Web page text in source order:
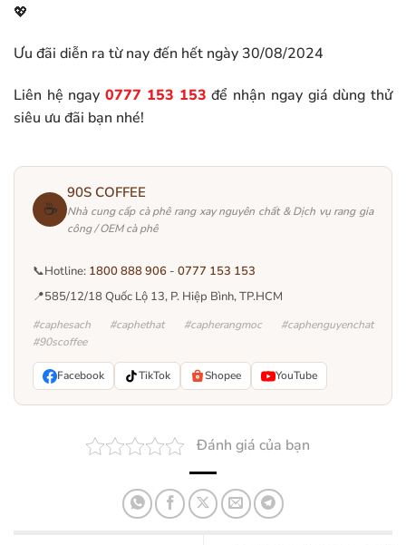
💖
Ưu đãi diễn ra từ nay đến hết ngày 30/08/2024
Liên hệ ngay 0777 153 153 để nhận ngay giá dùng thử
siêu ưu đãi bạn nhé!
☕
90S COFFEE
Nhà cung cấp cà phê rang xay nguyên chất & Dịch vụ rang gia
công / OEM cà phê
📞Hotline: 1800 888 906 - 0777 153 153
📍585/12/18 Quốc Lộ 13, P. Hiệp Bình, TP.HCM
#caphesach #caphethat #capherangmoc #caphenguyenchat
#90scoffee
Facebook TikTok Shopee YouTube
Đánh giá của bạn